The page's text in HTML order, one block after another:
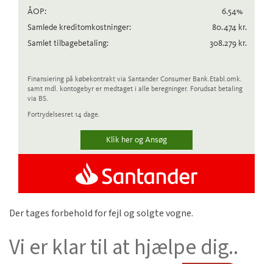
ÅOP:
6.54%
Samlede kreditomkostninger:
80.474 kr.
Samlet tilbagebetaling:
308.279 kr.
Finansiering på købekontrakt via Santander Consumer Bank.Etabl.omk.
samt mdl. kontogebyr er medtaget i alle beregninger. Forudsat betaling
via BS.
Fortrydelsesret 14 dage.
Klik her og Ansøg
Der tages forbehold for fejl og solgte vogne.
Vi er klar til at hjælpe dig..